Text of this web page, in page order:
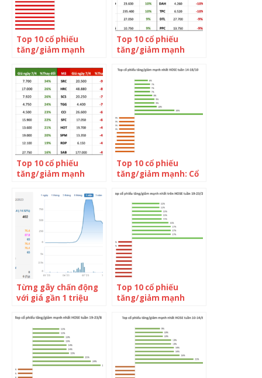
Top 10 cổ phiếu
tăng/giảm mạnh
phiếu bất ngờ bật
tăng 73% trong tuần
VN-Index giảm 47
điểm
Top 10 cổ phiếu
tăng/giảm mạnh
thành điểm sáng, cổ
phiếu từng nổi sóng
nhờ hiệu ứng Louis
bất ngờ tăng kịch
trần 4 phiên
Top 10 cổ phiếu
tăng/giảm mạnh
động sản tăng tốc,
“bộ ba” cổ phiếu đình
đám một thời bất
Top 10 cổ phiếu
tăng/giảm mạnh: Cổ
Gia Lai bất ngờ nổi
sóng, loạt mã tăng
tốc trên 40% sau một
tuần
Từng gây chấn động
với giá gần 1 triệu
tăng bốc 66% trong
một tuần trước khi
quay đầu giảm hết
biên độ vào ngày
“chia tay” sàn chứng
khoán
Top 10 cổ phiếu
tăng/giảm mạnh
phá, một mã tăng
bốc 65% sau một
tuần